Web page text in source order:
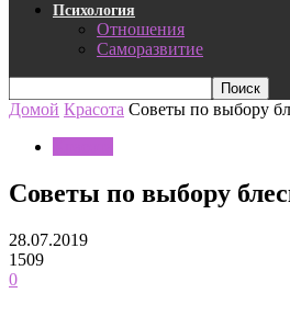
Психология
Отношения
Саморазвитие
Домой Красота Советы по выбору
Советы по выбору
28.07.2019
1509
0